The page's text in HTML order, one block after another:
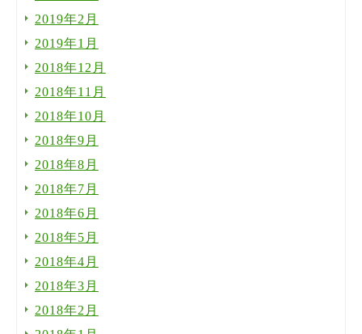
2019年2月
2019年1月
2018年12月
2018年11月
2018年10月
2018年9月
2018年8月
2018年7月
2018年6月
2018年5月
2018年4月
2018年3月
2018年2月